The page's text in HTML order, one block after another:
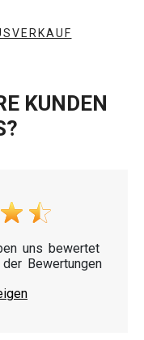
KUNDEN
uns bewertet
Bewertungen